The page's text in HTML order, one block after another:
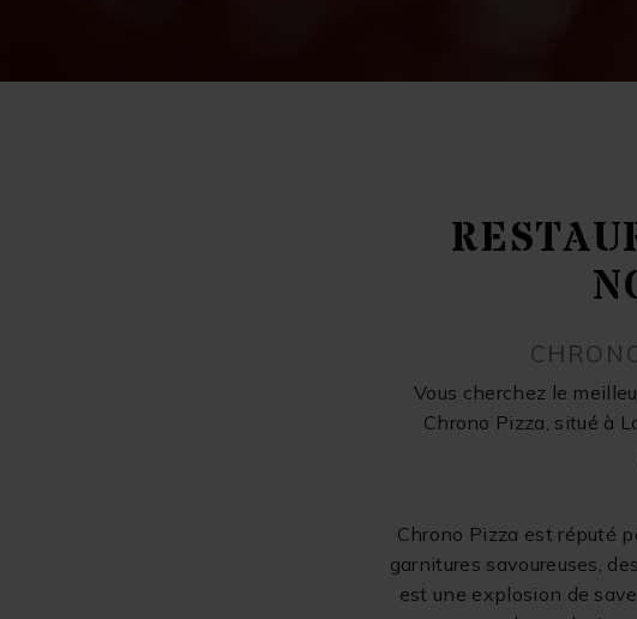
Vous cherchez le
Chrono Pizza, situé à
Chrono Pizza est réputé
garnitures savoureuses,
est une explosion de